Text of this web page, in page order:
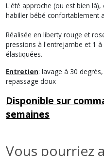
L'été approche (ou est bien
habiller bébé confortablement
Réalisée en liberty rouge et
pressions à l'entrejambe et 1
élastiquées.
Entretien: lavage à 30
repassage doux
Disponible sur
semaines
Vous pourriez